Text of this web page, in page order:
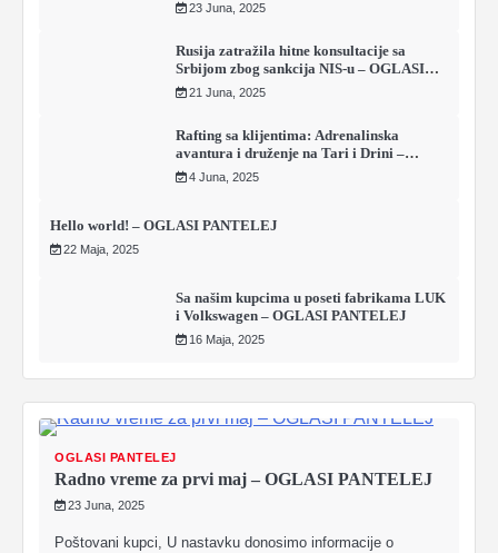
23 Juna, 2025
Rusija zatražila hitne konsultacije sa
Srbijom zbog sankcija NIS-u – OGLASI
PANTELEJ
21 Juna, 2025
Rafting sa klijentima: Adrenalinska
avantura i druženje na Tari i Drini –
OGLASI PANTELEJ
4 Juna, 2025
Hello world! – OGLASI PANTELEJ
22 Maja, 2025
Sa našim kupcima u poseti fabrikama LUK
i Volkswagen – OGLASI PANTELEJ
16 Maja, 2025
OGLASI PANTELEJ
Radno vreme za prvi maj – OGLASI PANTELEJ
23 Juna, 2025
Poštovani kupci, U nastavku donosimo informacije o